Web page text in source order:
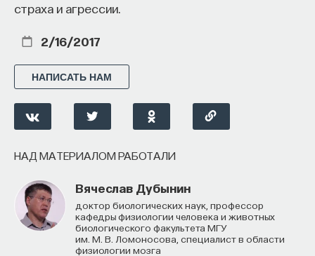
страха и агрессии.
2/16/2017
НАПИСАТЬ НАМ
НАД МАТЕРИАЛОМ РАБОТАЛИ
Вячеслав Дубынин
доктор биологических наук, профессор
кафедры физиологии человека и животных
биологического факультета МГУ
им. М. В. Ломоносова, специалист в области
физиологии мозга